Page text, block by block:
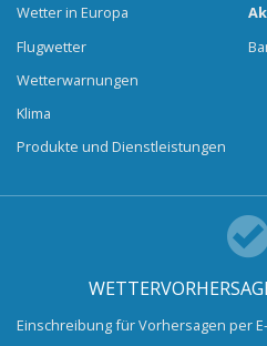
Wetter in Europa
Flugwetter
Wetterwarnungen
Klima
Produkte und Dienstleistungen
Einschreibung für Vorhersagen per